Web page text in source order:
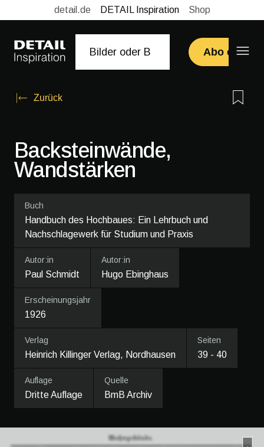
detail.de DETAIL Inspiration Shop
Abo
Zurück
Backsteinwände,
Wandstärken
Buch
Handbuch des Hochbaues: Ein Lehrbuch und
Nachschlagewerk für Studium und Praxis
Autor:in
Paul Schmidt
Autor:in
Hugo Ebinghaus
Erscheinungsjahr
1926
Verlag
Heinrich Killinger Verlag, Nordhausen
Seiten
39 - 40
Auflage
Dritte Auflage
Quelle
BmB Archiv